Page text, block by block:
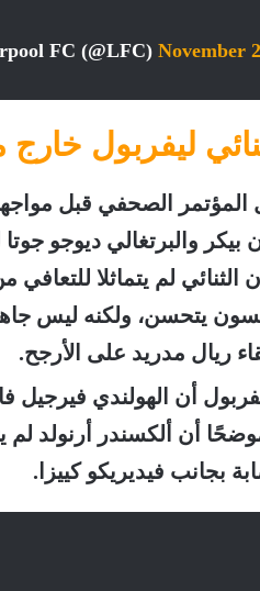
November
ليفربول
المؤتمر الصحفي قبل
بيكر والبرتغالي ديوجو
لم يتماثلا للتعافي
يتحسن، ولكنه ليس
ريال مدريد على الأرجح.
أن الهولندي فيرجيل
أن ألكسندر أرنولد لم
بجانب فيديريكو كييزا.